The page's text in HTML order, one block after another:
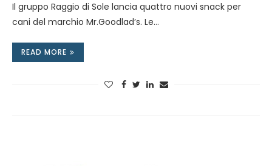
Il gruppo Raggio di Sole lancia quattro nuovi snack per
cani del marchio Mr.Goodlad’s. Le…
READ MORE